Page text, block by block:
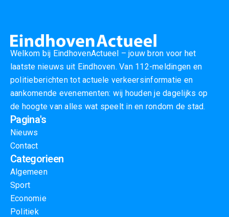
Welkom bij EindhovenActueel – jouw bron voor het
laatste nieuws uit Eindhoven. Van 112-meldingen en
politieberichten tot actuele verkeersinformatie en
aankomende evenementen: wij houden je dagelijks op
de hoogte van alles wat speelt in en rondom de stad.
Pagina's
Nieuws
Contact
Categorieen
Algemeen
Sport
Economie
Politiek